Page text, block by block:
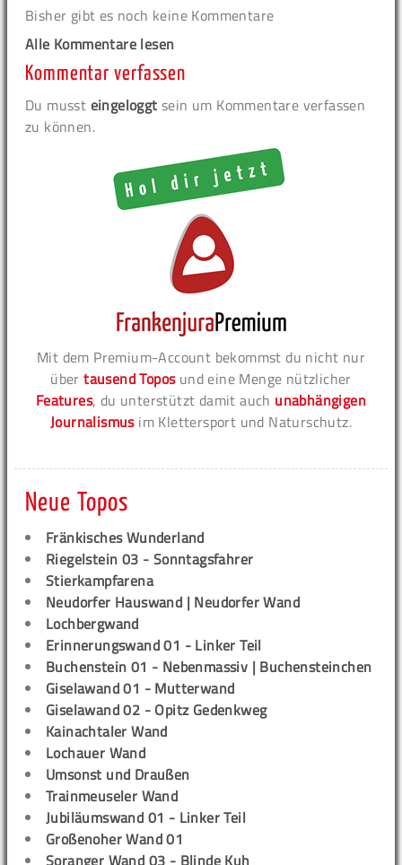
Bisher gibt es noch keine Kommentare
Alle Kommentare lesen
Kommentar verfassen
Du musst eingeloggt sein um Kommentare verfassen
zu können.
Mit dem Premium-Account bekommst du nicht nur
übertausend Toposund eine Menge nützlicher
Features, du unterstützt damit auch unabhängigen
Journalismusim Klettersport und Naturschutz.
Neue Topos
Fränkisches Wunderland
Riegelstein 03 - Sonntagsfahrer
Stierkampfarena
Neudorfer Hauswand | Neudorfer Wand
Lochbergwand
Erinnerungswand 01 - Linker Teil
Buchenstein 01 - Nebenmassiv | Buchensteinchen
Giselawand 01 - Mutterwand
Giselawand 02 - Opitz Gedenkweg
Kainachtaler Wand
Lochauer Wand
Umsonst und Draußen
Trainmeuseler Wand
Jubiläumswand 01 - Linker Teil
Großenoher Wand 01
Soranger Wand 03 - Blinde Kuh